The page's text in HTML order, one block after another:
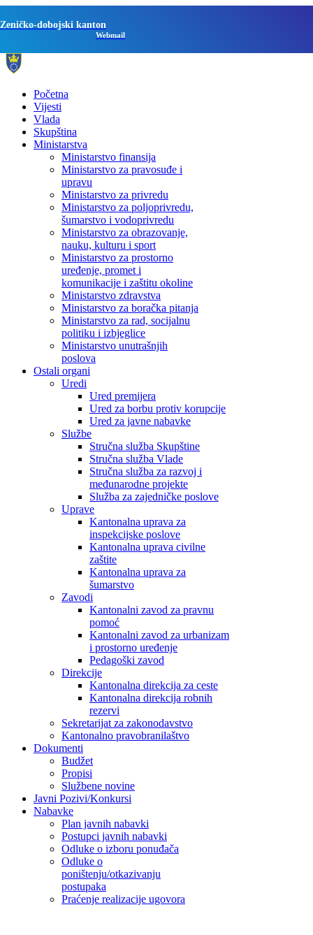
Zeničko-dobojski kanton
Webmail
Početna
Vijesti
Vlada
Skupština
Ministarstva
Ministarstvo finansija
Ministarstvo za pravosuđe i
upravu
Ministarstvo za privredu
Ministarstvo za poljoprivredu,
šumarstvo i vodoprivredu
Ministarstvo za obrazovanje,
nauku, kulturu i sport
Ministarstvo za prostorno
uređenje, promet i
komunikacije i zaštitu okoline
Ministarstvo zdravstva
Ministarstvo za boračka pitanja
Ministarstvo za rad, socijalnu
politiku i izbjeglice
Ministarstvo unutrašnjih
poslova
Ostali organi
Uredi
Ured premijera
Ured za borbu protiv korupcije
Ured za javne nabavke
Službe
Stručna služba Skupštine
Stručna služba Vlade
Stručna služba za razvoj i
međunarodne projekte
Služba za zajedničke poslove
Uprave
Kantonalna uprava za
inspekcijske poslove
Kantonalna uprava civilne
zaštite
Kantonalna uprava za
šumarstvo
Zavodi
Kantonalni zavod za pravnu
pomoć
Kantonalni zavod za urbanizam
i prostorno uređenje
Pedagoški zavod
Direkcije
Kantonalna direkcija za ceste
Kantonalna direkcija robnih
rezervi
Sekretarijat za zakonodavstvo
Kantonalno pravobranilaštvo
Dokumenti
Budžet
Propisi
Službene novine
Javni Pozivi/Konkursi
Nabavke
Plan javnih nabavki
Postupci javnih nabavki
Odluke o izboru ponuđača
Odluke o
poništenju/otkazivanju
postupaka
Praćenje realizacije ugovora